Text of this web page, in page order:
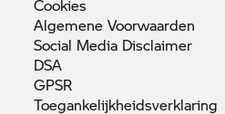
Cookies
AlgemeneVoorwaarden
Social Media Disclaimer
DSA
GPSR
Toegankelijkheidsverklaring